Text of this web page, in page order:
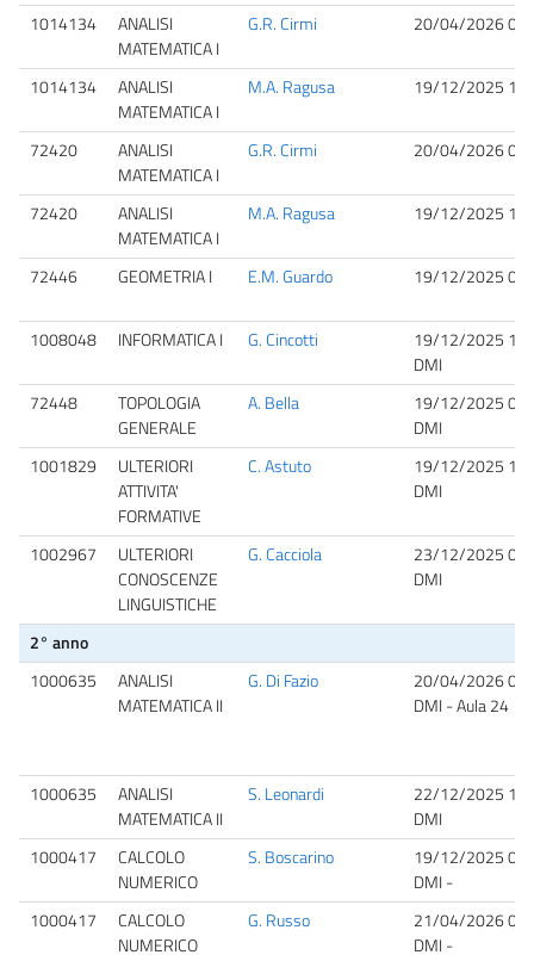
1014134
ANALISI
MATEMATICA I
G.R. Cirmi 20/04/2026
1014134
ANALISI
MATEMATICA I
M.A. Ragusa 19/12/2025
72420
ANALISI
MATEMATICA I
G.R. Cirmi 20/04/2026
72420
ANALISI
MATEMATICA I
M.A. Ragusa 19/12/2025
72446 GEOMETRIA I E.M. Guardo 19/12/2025
1008048 INFORMATICA I G. Cincotti
19/12/2025
DMI
72448
TOPOLOGIA
GENERALE
A. Bella
19/12/2025
DMI
1001829
ULTERIORI
ATTIVITA'
FORMATIVE
C. Astuto
19/12/2025
DMI
1002967
ULTERIORI
CONOSCENZE
LINGUISTICHE
G. Cacciola
23/12/2025
DMI
2° anno
1000635
ANALISI
MATEMATICA II
G. Di Fazio
20/04/2026
DMI - Aula 24
1000635
ANALISI
MATEMATICA II
S. Leonardi
22/12/2025
DMI
1000417
CALCOLO
NUMERICO
S. Boscarino
19/12/2025
DMI -
1000417
CALCOLO
NUMERICO
G. Russo
21/04/2026
DMI -